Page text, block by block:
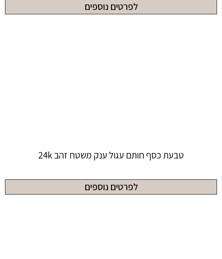
לפרטים נוספים
טבעת כסף חותם עגול ענק משטח זהב 24k
לפרטים נוספים